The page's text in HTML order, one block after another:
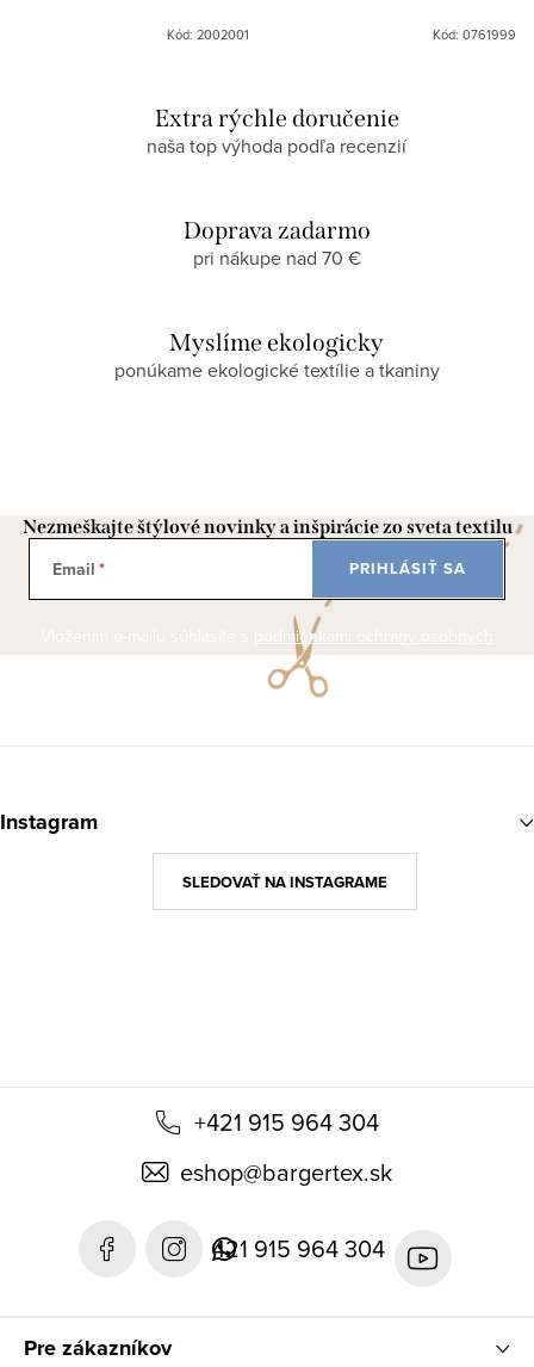
Kód: 2002001 Kód: 0761999
Extra rýchle doručenie
naša top výhoda podľa recenzií
Doprava zadarmo
pri nákupe nad 70 €
Myslíme ekologicky
ponúkame ekologické textílie a tkaniny
Nezmeškajte štýlové novinky a inšpirácie zo sveta textilu
Email
podmienkami ochrany osobných
údajov
PRIHLÁSIŤ SA
á
+421 915 964 304
eshop@bargertex.sk
421 915 964 304
Instagram
SLEDOVAŤ NA INSTAGRAME
Pre zákazníkov